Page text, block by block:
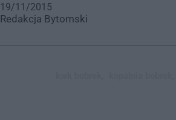
19/11/2015
Redakcja Bytomski